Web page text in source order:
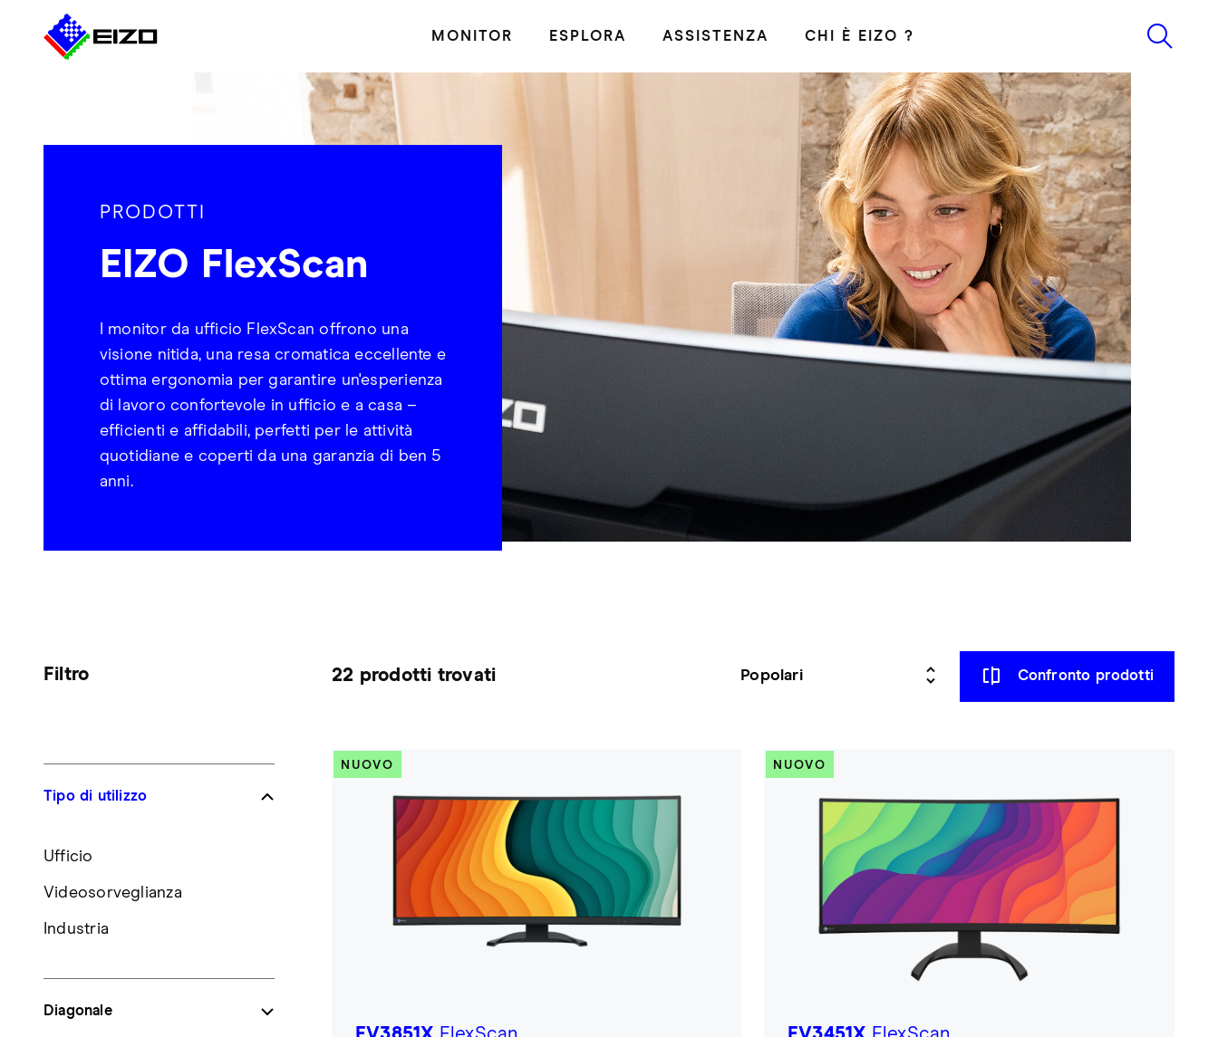
MONITOR ESPLORA ASSISTENZA CHI È EIZO ?
PRODOTTI
EIZO FlexScan
I monitor da ufficio FlexScan offrono una
visione nitida, una resa cromatica eccellente e
ottima ergonomia per garantire un'esperienza
di lavoro confortevole in ufficio e a casa –
efficienti e affidabili, perfetti per le attività
quotidiane e coperti da una garanzia di ben 5
anni.
Filtro 22 prodotti trovati Confronto prodotti
Tipo di utilizzo
Ufficio
Videosorveglianza
Industria
Diagonale
NUOVO NUOVO